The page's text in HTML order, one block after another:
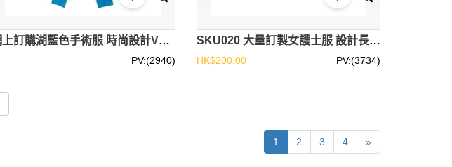
網上訂購湖藍色手術服 時尚設計V領短袖洗手服套裝 男裝 中性裝 護士服製衣廠 SKU048
PV:(2940)
SKU020 大量訂製女護士服 設計長短袖護士服 牙科 醫生 診所 手術服 護士服中心 中西區地區康健站 香港現貨 診所助護 制服
HK$200.00 PV:(3734)
1 2 3 4 »